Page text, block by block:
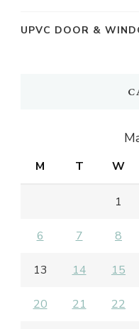
UPVC DOOR &
M T W
1
6 7 8
13 14 15
20 21 22